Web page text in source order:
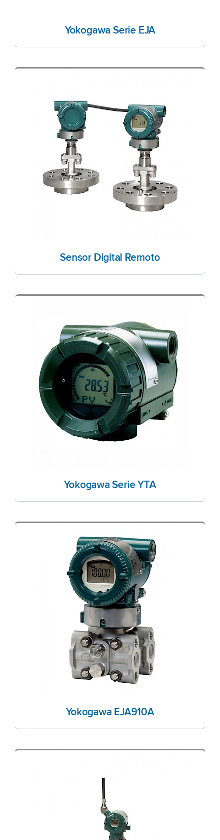
Yokogawa Serie EJA
Sensor Digital Remoto
Yokogawa Serie YTA
Yokogawa EJA910A